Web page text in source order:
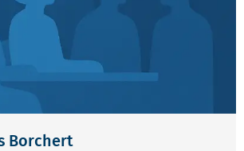
Borchert